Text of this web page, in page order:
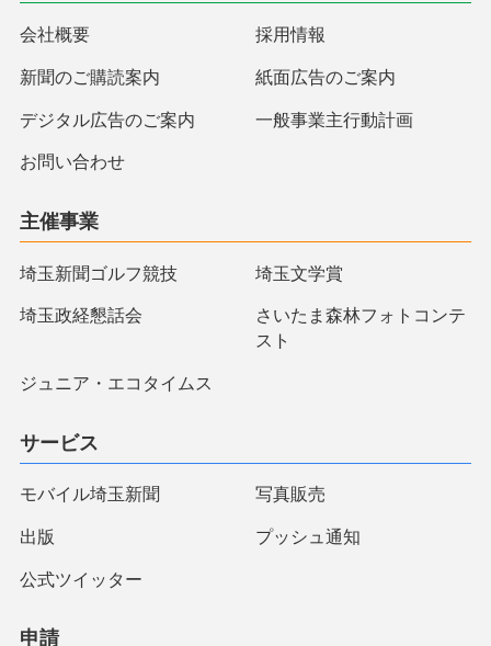
会社概要 採用情報
新聞のご購読案内 紙面広告のご案内
デジタル広告のご案内 一般事業主行動計画
お問い合わせ
主催事業
埼玉新聞ゴルフ競技 埼玉文学賞
埼玉政経懇話会
さいたま森林フォトコンテ
スト
ジュニア・エコタイムス
サービス
モバイル埼玉新聞 写真販売
出版 プッシュ通知
公式ツイッター
申請